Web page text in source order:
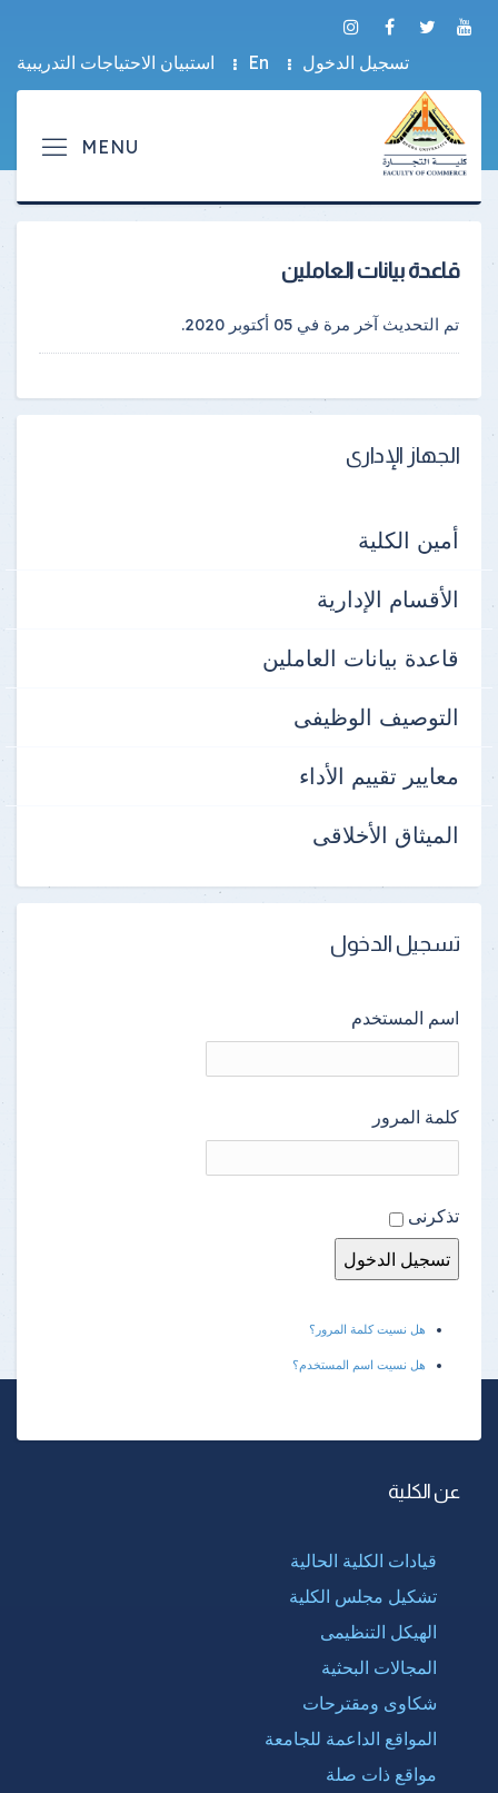
تسجيل الدخول En استبيان الاحتياجات التدريبية
قاعدة بيانات العاملين
تم التحديث آخر مرة في 05 أكتوبر 2020 .
الجهاز الإدارى
أمين الكلية
الأقسام الإدارية
قاعدة بيانات العاملين
التوصيف الوظيفى
معايير تقييم الأداء
الميثاق الأخلاقى
تسجيل الدخول
اسم المستخدم
كلمة المرور
تذكرنى
هل نسيت كلمة المرور؟
هل نسيت اسم المستخدم؟
عن الكلية
قيادات الكلية الحالية
تشكيل مجلس الكلية
الهيكل التنظيمى
المجالات البحثية
شكاوى ومقترحات
المواقع الداعمة للجامعة
مواقع ذات صلة